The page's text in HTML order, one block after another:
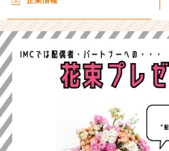
助
が
出
ま
す
【株
式
会